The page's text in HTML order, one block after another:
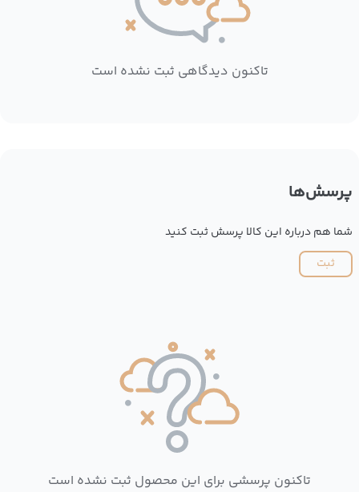
تاکنون دیدگاهی ثبت نشده است
پرسش‌ها
شما هم درباره این کالا پرسش ثبت کنید
ثبت
تاکنون پرسشی برای این محصول ثبت نشده است